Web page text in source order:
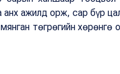
ажилд орж, сар бүр
төгрөгийн хөрөнгө